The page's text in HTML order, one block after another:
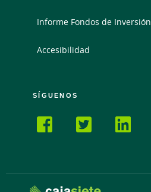
Informe Fondos de Inversión
Accesibilidad
SÍGUENOS